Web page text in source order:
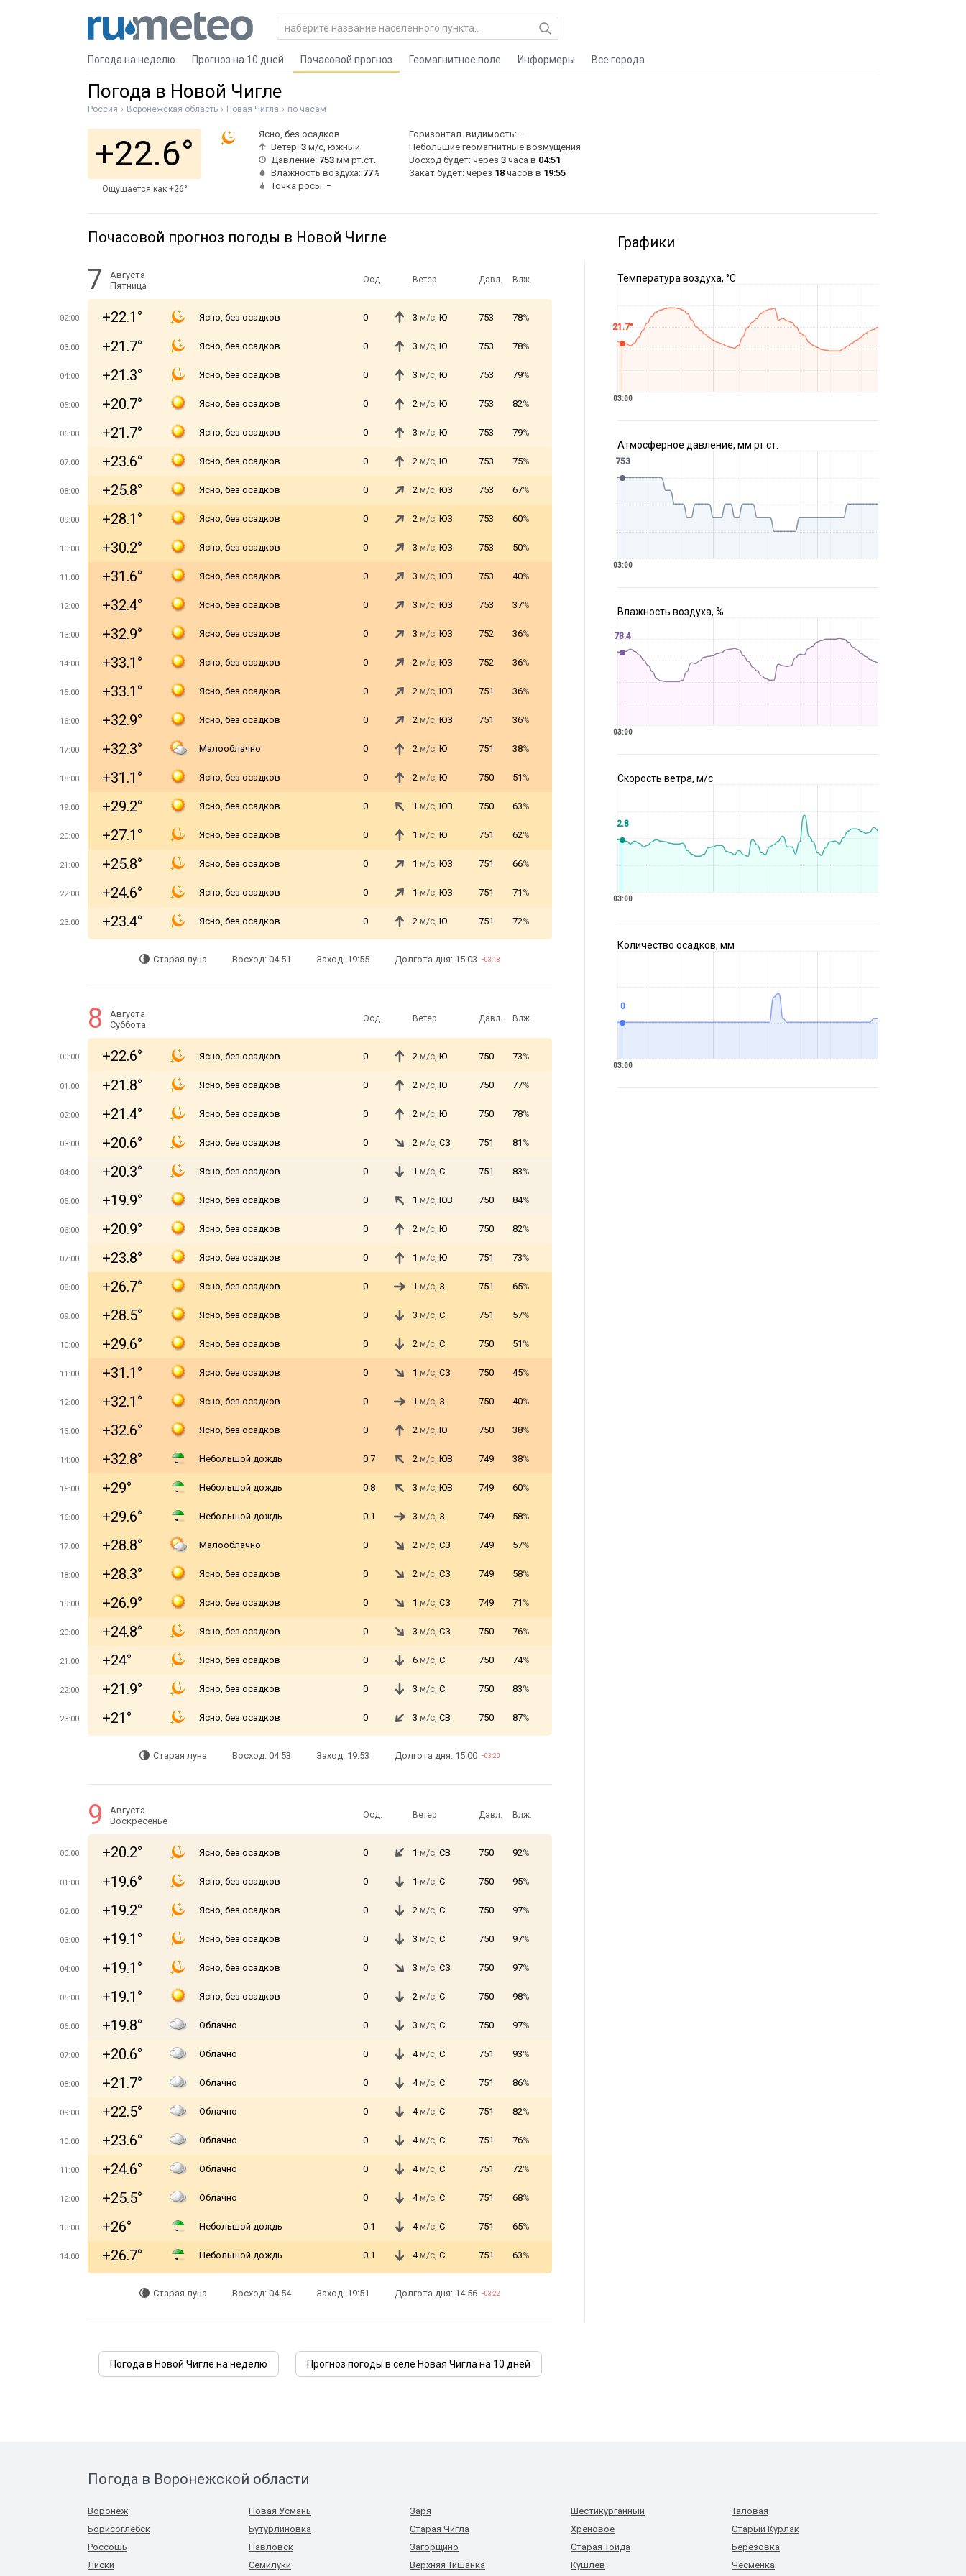
Погода на неделю Прогноз на 10 дней Почасовой прогноз Геомагнитное поле Информеры Все города
Погода в Новой Чигле
Россия Воронежская область Новая Чигла по часам
+22.6°
Ощущается как +26°
Ясно, без осадков
Ветер: 3 м/с, южный
Давление: 753 мм рт.ст.
Влажность воздуха: 77%
Точка росы: −
Горизонтал. видимость: −
Небольшие геомагнитные возмущения
Восход будет: через 3 часа в 04:51
Закат будет: через 18 часов в 19:55
Почасовой прогноз погоды в Новой Чигле
7
Августа
Пятница
Осд. Ветер Давл. Влж.
02:00 +22.1° Ясно, без осадков 0 3 м/с, Ю 753 78%
03:00 +21.7° Ясно, без осадков 0 3 м/с, Ю 753 78%
04:00 +21.3° Ясно, без осадков 0 3 м/с, Ю 753 79%
05:00 +20.7° Ясно, без осадков 0 2 м/с, Ю 753 82%
06:00 +21.7° Ясно, без осадков 0 3 м/с, Ю 753 79%
07:00 +23.6° Ясно, без осадков 0 2 м/с, Ю 753 75%
08:00 +25.8° Ясно, без осадков 0 2 м/с, ЮЗ 753 67%
09:00 +28.1° Ясно, без осадков 0 2 м/с, ЮЗ 753 60%
10:00 +30.2° Ясно, без осадков 0 3 м/с, ЮЗ 753 50%
11:00 +31.6° Ясно, без осадков 0 3 м/с, ЮЗ 753 40%
12:00 +32.4° Ясно, без осадков 0 3 м/с, ЮЗ 753 37%
13:00 +32.9° Ясно, без осадков 0 3 м/с, ЮЗ 752 36%
14:00 +33.1° Ясно, без осадков 0 2 м/с, ЮЗ 752 36%
15:00 +33.1° Ясно, без осадков 0 2 м/с, ЮЗ 751 36%
16:00 +32.9° Ясно, без осадков 0 2 м/с, ЮЗ 751 36%
17:00 +32.3° Малооблачно 0 2 м/с, Ю 751 38%
18:00 +31.1° Ясно, без осадков 0 2 м/с, Ю 750 51 %
19:00 +29.2° Ясно, без осадков 0 1 м/с, ЮВ 750 63%
20:00 +27.1° Ясно, без осадков 0 1 м/с, Ю 751 62%
21:00 +25.8° Ясно, без осадков 0 1 м/с, ЮЗ 751 66%
22:00 +24.6° Ясно, без осадков 0 1 м/с, ЮЗ 751 71 %
23:00 +23.4° Ясно, без осадков 0 2 м/с, Ю 751 72%
Старая луна Восход: 04:51 Заход: 19:55 Долгота дня: 15:03 −03:18
8
Августа
Суббота
Осд. Ветер Давл. Влж.
00:00 +22.6° Ясно, без осадков 0 2 м/с, Ю 750 73%
01:00 +21.8° Ясно, без осадков 0 2 м/с, Ю 750 77%
02:00 +21.4° Ясно, без осадков 0 2 м/с, Ю 750 78%
03:00 +20.6° Ясно, без осадков 0 2 м/с, СЗ 751 81 %
04:00 +20.3° Ясно, без осадков 0 1 м/с, С 751 83%
05:00 +19.9° Ясно, без осадков 0 1 м/с, ЮВ 750 84%
06:00 +20.9° Ясно, без осадков 0 2 м/с, Ю 750 82%
07:00 +23.8° Ясно, без осадков 0 1 м/с, Ю 751 73%
08:00 +26.7° Ясно, без осадков 0 1 м/с, З 751 65%
09:00 +28.5° Ясно, без осадков 0 3 м/с, С 751 57%
10:00 +29.6° Ясно, без осадков 0 2 м/с, С 750 51 %
11:00 +31.1° Ясно, без осадков 0 1 м/с, СЗ 750 45%
12:00 +32.1° Ясно, без осадков 0 1 м/с, З 750 40%
13:00 +32.6° Ясно, без осадков 0 2 м/с, Ю 750 38%
14:00 +32.8° Небольшой дождь 0.7 2 м/с, ЮВ 749 38%
15:00 +29° Небольшой дождь 0.8 3 м/с, ЮВ 749 60%
16:00 +29.6° Небольшой дождь 0.1 3 м/с, З 749 58%
17:00 +28.8° Малооблачно 0 2 м/с, СЗ 749 57%
18:00 +28.3° Ясно, без осадков 0 2 м/с, СЗ 749 58%
19:00 +26.9° Ясно, без осадков 0 1 м/с, СЗ 749 71 %
20:00 +24.8° Ясно, без осадков 0 3 м/с, СЗ 750 76%
21:00 +24° Ясно, без осадков 0 6 м/с, С 750 74%
22:00 +21.9° Ясно, без осадков 0 3 м/с, С 750 83%
23:00 +21° Ясно, без осадков 0 3 м/с, СВ 750 87%
Старая луна Восход: 04:53 Заход: 19:53 Долгота дня: 15:00 −03:20
9
Августа
Воскресенье
Осд. Ветер Давл. Влж.
00:00 +20.2° Ясно, без осадков 0 1 м/с, СВ 750 92%
01:00 +19.6° Ясно, без осадков 0 1 м/с, С 750 95%
02:00 +19.2° Ясно, без осадков 0 2 м/с, С 750 97%
03:00 +19.1° Ясно, без осадков 0 3 м/с, С 750 97%
04:00 +19.1° Ясно, без осадков 0 3 м/с, СЗ 750 97%
05:00 +19.1° Ясно, без осадков 0 2 м/с, С 750 98%
06:00 +19.8° Облачно 0 3 м/с, С 750 97%
07:00 +20.6° Облачно 0 4м/с, С 751 93%
08:00 +21.7° Облачно 0 4м/с, С 751 86%
09:00 +22.5° Облачно 0 4м/с, С 751 82%
10:00 +23.6° Облачно 0 4м/с, С 751 76%
11:00 +24.6° Облачно 0 4м/с, С 751 72%
12:00 +25.5° Облачно 0 4м/с, С 751 68%
13:00 +26° Небольшой дождь 0.1 4м/с, С 751 65%
14:00 +26.7° Небольшой дождь 0.1 4м/с, С 751 63%
Старая луна Восход: 04:54 Заход: 19:51 Долгота дня: 14:56 −03:22
Погода в Новой Чигле на неделю Прогноз погоды в селе Новая Чигла на 10 дней
Графики
Температура воздуха, °C
21.7°
03:00
Атмосферное давление, мм рт.ст.
753
03:00
Влажность воздуха, %
78.4
03:00
Скорость ветра, м/с
2.8
03:00
Количество осадков, мм
0
03:00
Погода в Воронежской области
Воронеж
Борисоглебск
Россошь
Лиски
Новая Усмань
Бутурлиновка
Павловск
Семилуки
Заря
Старая Чигла
Загорщино
Верхняя Тишанка
Шестикурганный
Хреновое
Старая Тойда
Кушлев
Таловая
Старый Курлак
Берёзовка
Чесменка